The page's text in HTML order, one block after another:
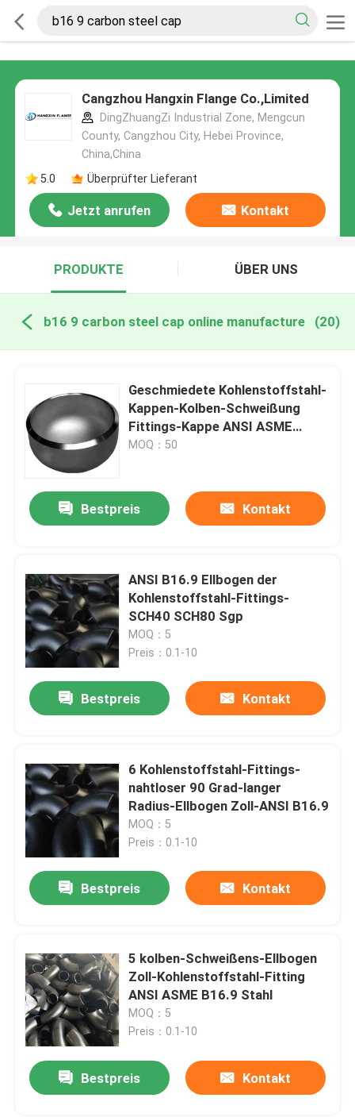
Cangzhou Hangxin Flange Co.,Limited
DingZhuangZi Industrial Zone, Mengcun
County, Cangzhou City, Hebei Province,
China,China
5.0
Überprüfter Lieferant
Jetzt anrufen Kontakt
PRODUKTE ÜBER UNS
b16 9 carbon steel cap online manufacture (20)
Geschmiedete Kohlenstoffstahl-
Kappen-Kolben-Schweißung
Fittings-Kappe ANSI ASME
B16.9
MOQ：50
Bestpreis Kontakt
ANSI B16.9 Ellbogen der
Kohlenstoffstahl-Fittings-
SCH40 SCH80 Sgp
MOQ：5
Preis：0.1-10
Bestpreis Kontakt
6 Kohlenstoffstahl-Fittings-
nahtloser 90 Grad-langer
Radius-Ellbogen Zoll-ANSI B16.9
MOQ：5
Preis：0.1-10
Bestpreis Kontakt
5 kolben-Schweißens-Ellbogen
Zoll-Kohlenstoffstahl-Fitting
ANSI ASME B16.9 Stahl
MOQ：5
Preis：0.1-10
Bestpreis Kontakt